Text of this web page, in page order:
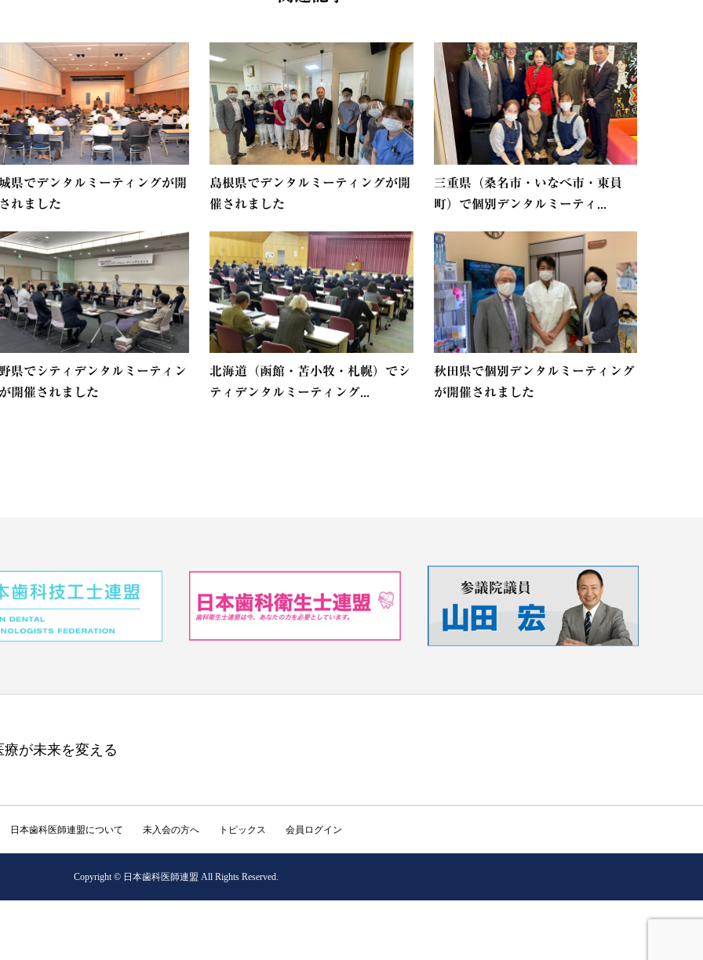
県でデンタルミーティングが開
れました
島根県でデンタルミーティングが開
催されました
三重県（桑名市・いなべ市・東員
町）で個別デンタルミーティ...
県でシティデンタルミーティン
開催されました
北海道（函館・苫小牧・札幌）でシ
ティデンタルミーティング...
秋田県で個別デンタルミーティング
が開催されました
療が未来を変える
日本歯科医師連盟について 未入会の方へ トピックス 会員ログイン
Copyright © 日本歯科医師連盟 All Rights Reserved.